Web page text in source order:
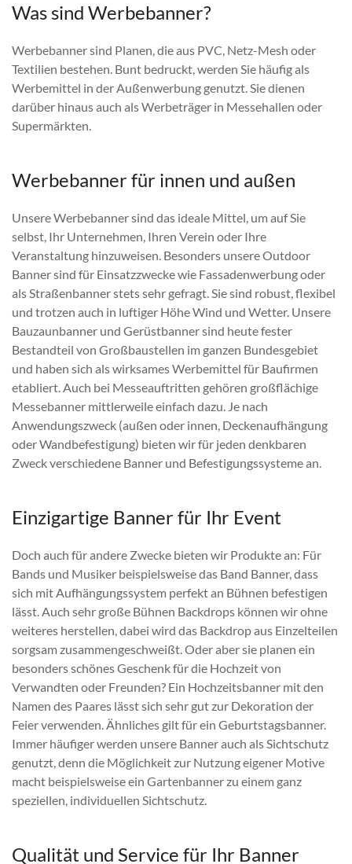
Was sind Werbebanner?
Werbebanner sind Planen, die aus PVC, Netz-Mesh oder
Textilien bestehen. Bunt bedruckt, werden Sie häufig als
Werbemittel in der Außenwerbung genutzt. Sie dienen
darüber hinaus auch als Werbeträger in Messehallen oder
Supermärkten.
Werbebanner für innen und außen
Unsere Werbebanner sind das ideale Mittel, um auf Sie
selbst, Ihr Unternehmen, Ihren Verein oder Ihre
Veranstaltung hinzuweisen. Besonders unsere Outdoor
Banner sind für Einsatzzwecke wie Fassadenwerbung oder
als Straßenbanner stets sehr gefragt. Sie sind robust, flexibel
und trotzen auch in luftiger Höhe Wind und Wetter. Unsere
Bauzaunbanner und Gerüstbanner sind heute fester
Bestandteil von Großbaustellen im ganzen Bundesgebiet
und haben sich als wirksames Werbemittel für Baufirmen
etabliert. Auch bei Messeauftritten gehören großflächige
Messebanner mittlerweile einfach dazu. Je nach
Anwendungszweck (außen oder innen, Deckenaufhängung
oder Wandbefestigung) bieten wir für jeden denkbaren
Zweck verschiedene Banner und Befestigungssysteme an.
Einzigartige Banner für Ihr Event
Doch auch für andere Zwecke bieten wir Produkte an: Für
Bands und Musiker beispielsweise das Band Banner, dass
sich mit Aufhängungssystem perfekt an Bühnen befestigen
lässt. Auch sehr große Bühnen Backdrops können wir ohne
weiteres herstellen, dabei wird das Backdrop aus Einzelteilen
sorgsam zusammengeschweißt. Oder aber sie planen ein
besonders schönes Geschenk für die Hochzeit von
Verwandten oder Freunden? Ein Hochzeitsbanner mit den
Namen des Paares lässt sich sehr gut zur Dekoration der
Feier verwenden. Ähnliches gilt für ein Geburtstagsbanner.
Immer häufiger werden unsere Banner auch als Sichtschutz
genutzt, denn die Möglichkeit zur Nutzung eigener Motive
macht beispielsweise ein Gartenbanner zu einem ganz
speziellen, individuellen Sichtschutz.
Qualität und Service für Ihr Banner